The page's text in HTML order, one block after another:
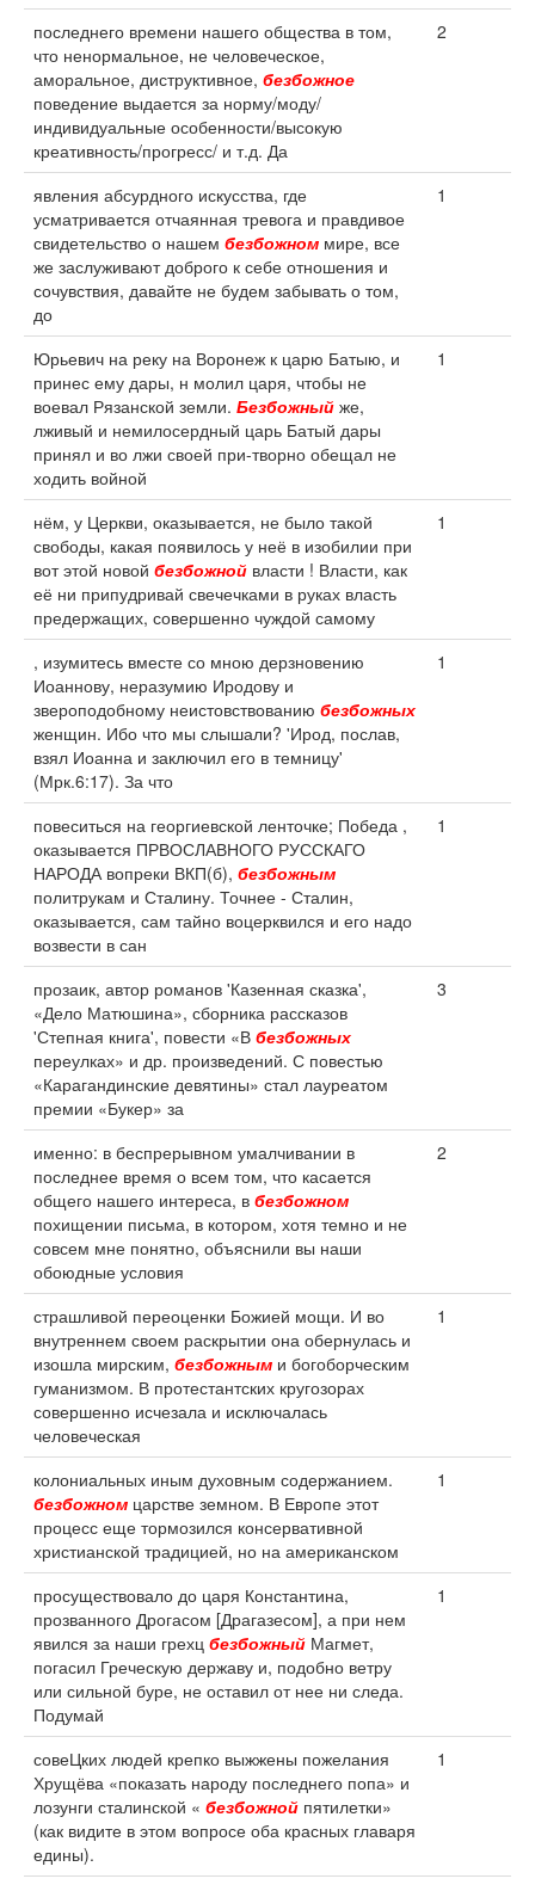
последнего времени нашего общества в том,
что ненормальное, не человеческое,
аморальное, диструктивное, безбожное
поведение выдается за норму/моду/
индивидуальные особенности/высокую
креативность/прогресс/ и т.д. Да
2
явления абсурдного искусства, где
усматривается отчаянная тревога и правдивое
свидетельство о нашем безбожном мире, все
же заслуживают доброго к себе отношения и
сочувствия, давайте не будем забывать о том,
до
1
Юрьевич на реку на Воронеж к царю Батыю, и
принес ему дары, н молил царя, чтобы не
воевал Рязанской земли. Безбожный же,
лживый и немилосердный царь Батый дары
принял и во лжи своей при-творно обещал не
ходить войной
1
нём, у Церкви, оказывается, не было такой
свободы, какая появилось у неё в изобилии при
вот этой новой безбожной власти ! Власти, как
её ни припудривай свечечками в руках власть
предержащих, совершенно чуждой самому
1
, изумитесь вместе со мною дерзновению
Иоаннову, неразумию Иродову и
звероподобному неистовствованию безбожных
женщин. Ибо что мы слышали? 'Ирод, послав,
взял Иоанна и заключил его в темницу'
(Мрк.6:17). За что
1
повеситься на георгиевской ленточке; Победа ,
оказывается ПРВОСЛАВНОГО РУССКАГО
НАРОДА вопреки ВКП(б), безбожным
политрукам и Сталину. Точнее - Сталин,
оказывается, сам тайно воцерквился и его надо
возвести в сан
1
прозаик, автор романов 'Казенная сказка',
«Дело Матюшина», сборника рассказов
'Степная книга', повести «В безбожных
переулках» и др. произведений. С повестью
«Карагандинские девятины» стал лауреатом
премии «Букер» за
3
именно: в беспрерывном умалчивании в
последнее время о всем том, что касается
общего нашего интереса, в безбожном
похищении письма, в котором, хотя темно и не
совсем мне понятно, объяснили вы наши
обоюдные условия
2
страшливой переоценки Божией мощи. И во
внутреннем своем раскрытии она обернулась и
изошла мирским, безбожным и богоборческим
гуманизмом. В протестантских кругозорах
совершенно исчезала и исключалась
человеческая
1
колониальных иным духовным содержанием.
безбожном царстве земном. В Европе этот
процесс еще тормозился консервативной
христианской традицией, но на американском
1
просуществовало до царя Константина,
прозванного Дрогасом [Драгазесом], а при нем
явился за наши грехц безбожный Магмет,
погасил Греческую державу и, подобно ветру
или сильной буре, не оставил от нее ни следа.
Подумай
1
совеЦких людей крепко выжжены пожелания
Хрущёва «показать народу последнего попа» и
лозунги сталинской « безбожной пятилетки»
(как видите в этом вопросе оба красных главаря
едины).
1